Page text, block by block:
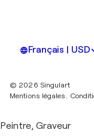
Français | USD
© 2026 Singulart
Mentions légales.
Peintre, Graveur